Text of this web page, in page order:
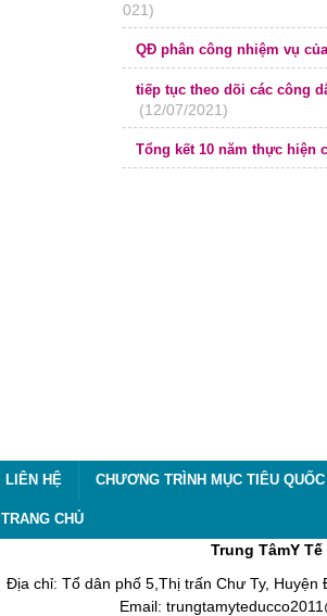
021)
QĐ phân công nhiệm vụ
tiếp tục theo dõi các công
địa phương trong công tác
(12/07/2021)
Tổng kết 10 năm thực hiện
LIÊN HỆ CHƯƠNG TRÌNH MỤC TIÊU
TRANG CHỦ
Trung TâmY
Địa chỉ: Tổ dân phố 5,Thị trấn Chư Ty,
Email: